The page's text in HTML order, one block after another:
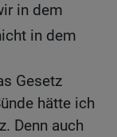
in dem
in dem
Gesetz
hätte ich
Denn auch